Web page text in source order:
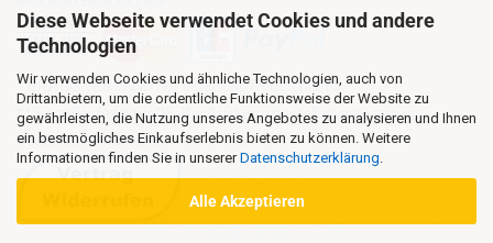
Diese Webseite verwendet Cookies und andere
Technologien
Wir verwenden Cookies und ähnliche Technologien, auch von
Drittanbietern, um die ordentliche Funktionsweise der Website zu
gewährleisten, die Nutzung unseres Angebotes zu analysieren und Ihnen
ein bestmögliches Einkaufserlebnis bieten zu können. Weitere
Informationen finden Sie in unsererDatenschutzerklärung
Alle Akzeptieren
* GRATIS VERSAND nur innerhalb Deutschland
** Regellaufzeit für DE, Bei Auslandsbestellungen kann die
Versandzeit variieren.